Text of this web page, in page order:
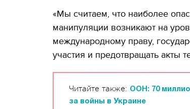
«Мы считаем, что наиболее
манипуляции возникают на
международному праву,
участия и предотвращать акты
Читайте также: ООН: 70
за войны в Украине